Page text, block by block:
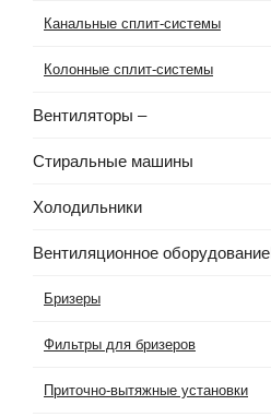
Канальные сплит-системы
Колонные сплит-системы
Вентиляторы –
Стиральные машины
Холодильники
Вентиляционное оборудование
Бризеры
Фильтры для бризеров
Приточно-вытяжные установки